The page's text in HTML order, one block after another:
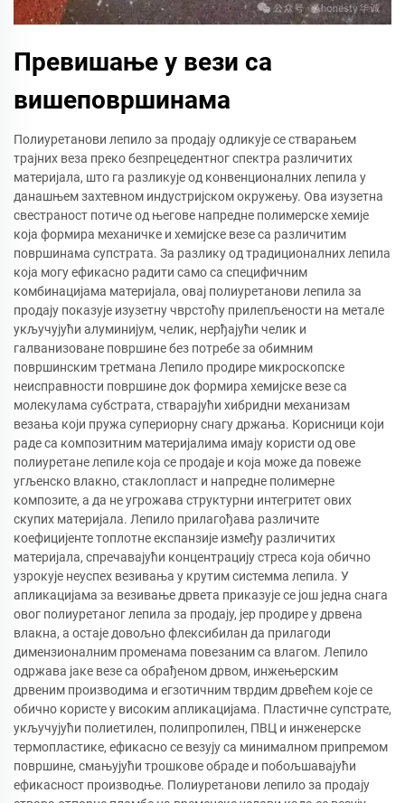
Превишање у вези са
вишеповршинама
Полиуретанови лепило за продају одликује се стварањем
трајних веза преко безпрецедентног спектра различитих
материјала, што га разликује од конвенционалних лепила у
данашњем захтевном индустријском окружењу. Ова изузетна
свестраност потиче од његове напредне полимерске хемије
која формира механичке и хемијске везе са различитим
површинама супстрата. За разлику од традиционалних лепила
која могу ефикасно радити само са специфичним
комбинацијама материјала, овај полиуретанови лепила за
продају показује изузетну чврстоћу прилепљености на метале
укључујући алуминијум, челик, нерђајући челик и
галванизоване површине без потребе за обимним
површинским третмана Лепило продире микроскопске
неисправности површине док формира хемијске везе са
молекулама субстрата, стварајући хибридни механизам
везања који пружа супериорну снагу држања. Корисници који
раде са композитним материјалима имају користи од ове
полиуретане лепиле која се продаје и која може да повеже
угљенско влакно, стаклопласт и напредне полимерне
композите, а да не угрожава структурни интегритет ових
скупих материјала. Лепило прилагођава различите
коефицијенте топлотне експанзије између различитих
материјала, спречавајући концентрацију стреса која обично
узрокује неуспех везивања у крутим системма лепила. У
апликацијама за везивање дрвета приказује се још једна снага
овог полиуретаног лепила за продају, јер продире у дрвена
влакна, а остаје довољно флексибилан да прилагоди
димензионалним променама повезаним са влагом. Лепило
одржава јаке везе са обрађеном дрвом, инжењерским
дрвеним производима и егзотичним тврдим дрвећем које се
обично користе у високим апликацијама. Пластичне супстрате,
укључујући полиетилен, полипропилен, ПВЦ и инженерске
термопластике, ефикасно се везују са минималном припремом
површине, смањујући трошкове обраде и побољшавајући
ефикасност производње. Полиуретанови лепило за продају